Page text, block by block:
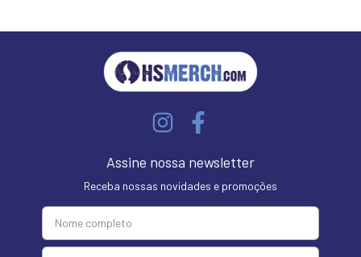
Assine nossa newsletter
Receba nossas novidades e promoções